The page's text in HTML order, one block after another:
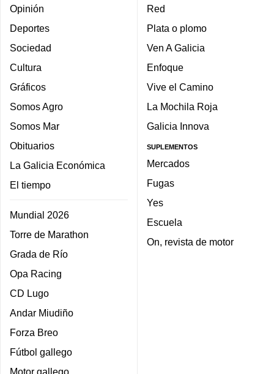
Opinión
Deportes
Sociedad
Cultura
Gráficos
Somos Agro
Somos Mar
Obituarios
La Galicia Económica
El tiempo
Mundial 2026
Torre de Marathon
Grada de Río
Opa Racing
CD Lugo
Andar Miudiño
Forza Breo
Fútbol gallego
Motor gallego
Red
Plata o plomo
Ven A Galicia
Enfoque
Vive el Camino
La Mochila Roja
Galicia Innova
SUPLEMENTOS
Mercados
Fugas
Yes
Escuela
On, revista de motor